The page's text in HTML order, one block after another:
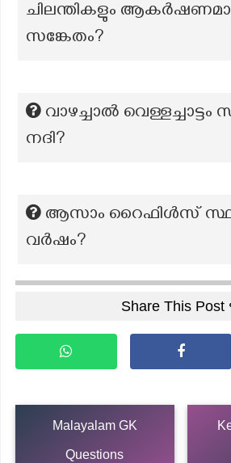
ചിലന്തികളും
സങ്കേതം?
വാഴച്ചാല്‍ വെള്ളച്ചാട്ടം
നദി?
ആസാം റൈഫിൾസ്
വർഷം?
Share This Post
Malayalam GK
Questions